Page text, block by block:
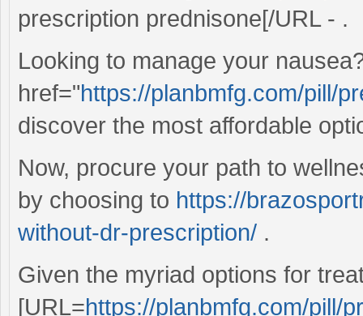
prescription prednisone[/URL - .
Looking to manage your
href="https://planbmfg.com/pill/
discover the most affordable
Now, procure your path to
by choosing to https://
without-dr-prescription/ .
Given the myriad options for
[URL=https://planbmfg.com/pill/